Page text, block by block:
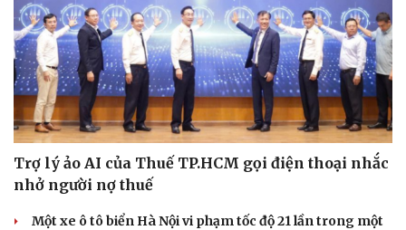
Trợ lý ảo AI của Thuế TP.HCM gọi điện thoại nhắc
nhở người nợ thuế
Một xe ô tô biển Hà Nội vi phạm tốc độ 21 lần trong một